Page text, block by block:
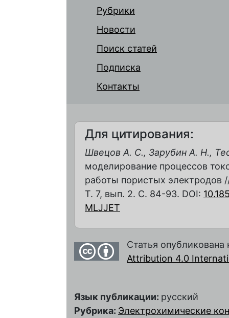
Рубрики
Новости
Поиск статей
Подписка
Контакты
Для цитирования:
Швецов А. С., Зарубин А. Н.,
моделирование процессов
работы пористых электродов
Т. 7, вып. 2. С. 84-93. DOI:
MLJJET
Статья
Attribution 4.0
Язык публикации: русский
Рубрика: Электрохимические